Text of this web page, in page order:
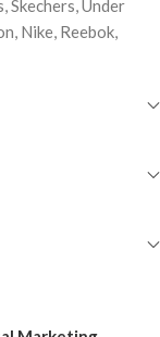
Skechers, Under
Nike, Reebok,